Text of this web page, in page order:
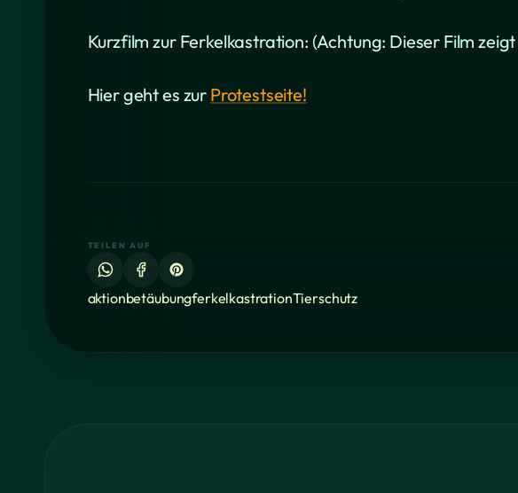
Kurzfilm zur Ferkelkastration: (Achtung: Dieser Film
Hier geht es zur Protestseite!
TEILEN AUF
aktionbetäubungferkelkastrationTierschutz